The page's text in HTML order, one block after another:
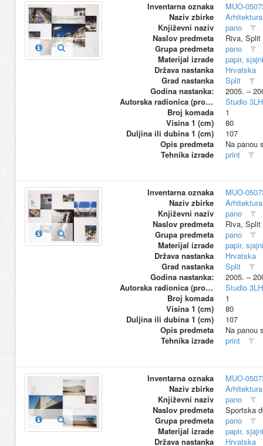
Inventarna oznaka
MUO-
Naziv zbirke
Arhitektura
Književni naziv
pano
Naslov predmeta
Riva, Split
Grupa predmeta
pano
Materijal izrade
papir, sjajni
Država nastanka
Hrvatska
Grad nastanka
Split
Godina nastanka:
2005. –
Autorska radionica (proizvođač)
Studio
Broj komada
1
Visina 1 (cm)
80
Duljina ili dubina 1 (cm)
107
Opis predmeta
Na panou
Tehnika izrade
print
Inventarna oznaka
MUO-
Naziv zbirke
Arhitektura
Književni naziv
pano
Naslov predmeta
Riva, Split
Grupa predmeta
pano
Materijal izrade
papir, sjajni
Država nastanka
Hrvatska
Grad nastanka
Split
Godina nastanka:
2005. –
Autorska radionica (proizvođač)
Studio
Broj komada
1
Visina 1 (cm)
80
Duljina ili dubina 1 (cm)
107
Opis predmeta
Na panou
Tehnika izrade
print
Inventarna oznaka
MUO-
Naziv zbirke
Arhitektura
Književni naziv
pano
Naslov predmeta
Sportska
Grupa predmeta
pano
Materijal izrade
papir, sjajni
Država nastanka
Hrvatska